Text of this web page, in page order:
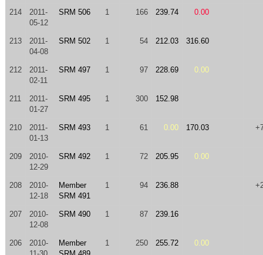
214
2011-
05-12
SRM 506 1 166 239.74 0.00
213
2011-
04-08
SRM 502 1 54 212.03 316.60
212
2011-
02-11
SRM 497 1 97 228.69 0.00
211
2011-
01-27
SRM 495 1 300 152.98
210
2011-
01-13
SRM 493 1 61 0.00 170.03
209
2010-
12-29
SRM 492 1 72 205.95 0.00
208
2010-
12-18
Member
SRM 491
1 94 236.88
207
2010-
12-08
SRM 490 1 87 239.16
206
2010-
Member
1 250 255.72 0.00